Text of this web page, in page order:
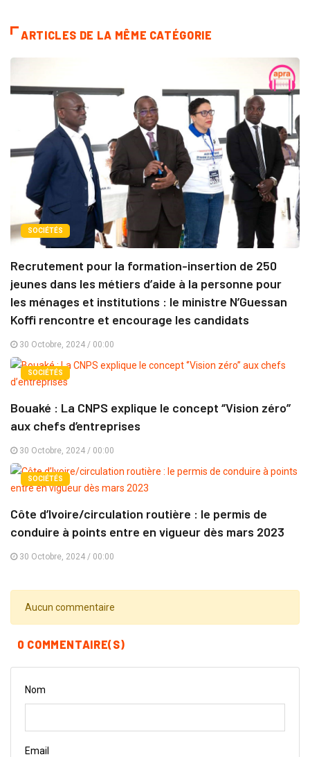
ARTICLES DE LA MÊME CATÉGORIE
SOCIÉTÉS
Recrutement pour la formation-insertion de 250
jeunes dans les métiers d’aide à la personne pour
les ménages et institutions : le ministre N’Guessan
Koffi rencontre et encourage les candidats
30 Octobre, 2024 / 00:00
SOCIÉTÉS
Bouaké : La CNPS explique le concept ‘’Vision zéro’’
aux chefs d’entreprises
30 Octobre, 2024 / 00:00
SOCIÉTÉS
Côte d’Ivoire/circulation routière : le permis de
conduire à points entre en vigueur dès mars 2023
30 Octobre, 2024 / 00:00
Aucun commentaire
0 COMMENTAIRE(S)
Nom
Email